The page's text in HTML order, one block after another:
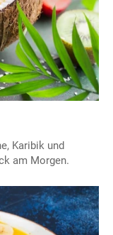
Karibik und
am Morgen.